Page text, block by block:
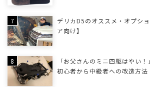
デリカD5のオススメ・オプシ
ア向け】
「お父さんのミニ四駆はやい
初心者から中級者への改造方法